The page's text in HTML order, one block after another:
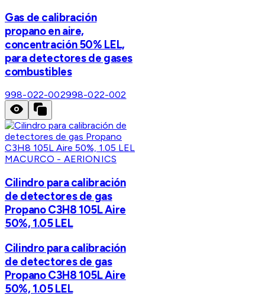
Gas de calibración
propano en aire,
concentración 50% LEL,
para detectores de gases
combustibles
998-022-002998-022-002
MACURCO - AERIONICS
Cilindro para calibración
de detectores de gas
Propano C3H8 105L Aire
50%, 1.05 LEL
Cilindro para calibración
de detectores de gas
Propano C3H8 105L Aire
50%, 1.05 LEL